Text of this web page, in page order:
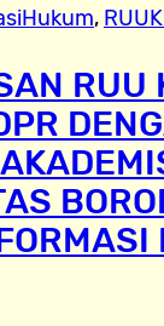
,
RUU